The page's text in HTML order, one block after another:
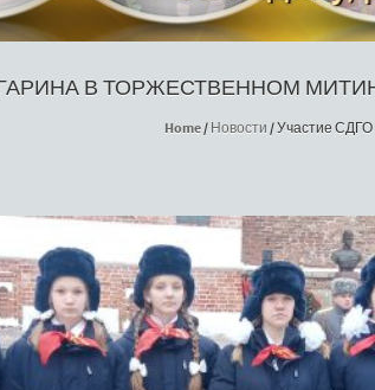
В ТОРЖЕСТВЕННОМ
Home/Новости/Участие СДГО